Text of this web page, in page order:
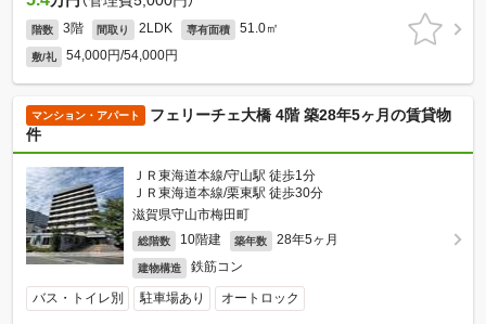
階数 3階 間取り 2LDK 専有面積 51.0㎡
敷/礼 54,000円/54,000円
マンション・アパート
フェリーチェ大橋 4階 築28年5ヶ月の賃貸物
件
ＪＲ東海道本線/守山駅 徒歩1分
ＪＲ東海道本線/栗東駅 徒歩30分
滋賀県守山市梅田町
総階数 10階建 築年数 28年5ヶ月
建物構造 鉄筋コン
バス・トイレ別 駐車場あり オートロック